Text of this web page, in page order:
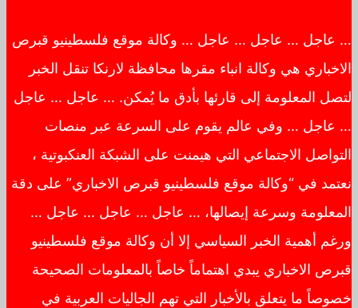
… عاجل … عاجل … عاجل … وكالة موقع فلسطينيو قبرص
الاخباري هي وكالة انباء مقرها محافظة لارنكا تنقل الخبر
لتصل المعلومة إلى قارئها بأدق ما يُمكن. … عاجل … عاجل
… عاجل … وفي عالم يقوم على السرعة عبر منصات
التواصل الاجتماعي التي هيمنت على الشبكة العنكبوتية ،
نعتمد في “وكالة موقع فلسطينيو قبرص الاخباري” على دقة
المعلومة وسرعة إيصالها، … عاجل … عاجل … عاجل …
ورغم أهمية الخبر السياسي إلا أن وكالة موقع فلسطينيو
قبرص الاخباري يبدي اهتماماً خاصاً بالمعلومات الصحيحة
خصوصاً ما يتعلق بالأخبار التي تهم الجاليات العربية في